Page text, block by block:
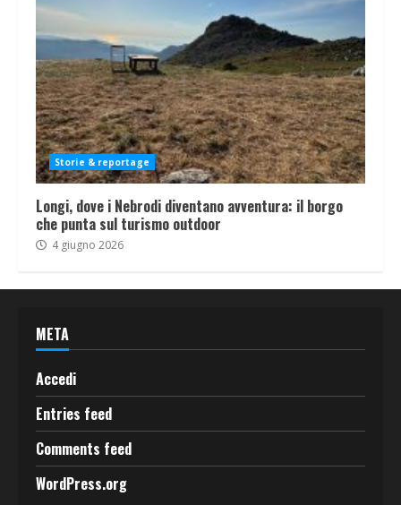
Storie & reportage
Longi, dove i Nebrodi diventano avventura: il borgo
che punta sul turismo outdoor
4 giugno 2026
META
Accedi
Entries feed
Comments feed
WordPress.org